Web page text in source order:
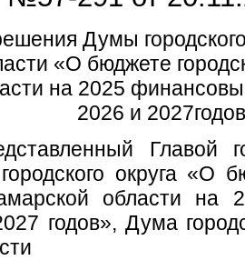
Думы
«О бюджете
на 2025
2026 и
Главой
округа «О
области на
годов», Дума